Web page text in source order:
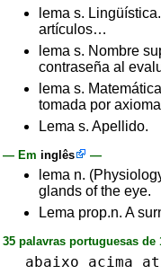
lema s.
artículos…
lema s. Nombre
contraseña al
lema s.
tomada por
Lema s. Apellido.
— Em inglês —
lema n.
glands of the eye.
Lema prop.n. A
35 palavras portuguesas
abaixo acima